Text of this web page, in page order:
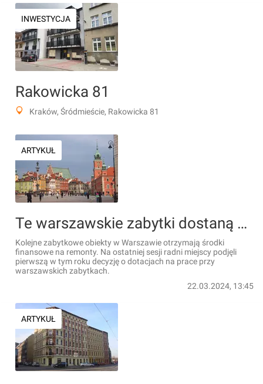
INWESTYCJA
Rakowicka 81
Kraków, Śródmieście, Rakowicka 81
ARTYKUŁ
Te warszawskie zabytki dostaną pieniądze na renowację w 2024 r. [LISTA]
Kolejne zabytkowe obiekty w Warszawie otrzymają środki
finansowe na remonty. Na ostatniej sesji radni miejscy podjęli
pierwszą w tym roku decyzję o dotacjach na prace przy
warszawskich zabytkach.
22.03.2024, 13:45
ARTYKUŁ